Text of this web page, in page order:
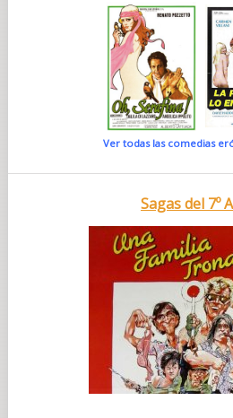
Ver todas las comedias
Sagas del 7º